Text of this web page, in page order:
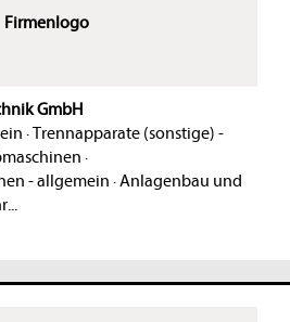
Firmenlogo
GmbH
·Trennapparate (sonstige) -
·
- allgemein ·Anlagenbau und